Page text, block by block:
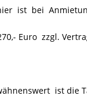
ist bei
Euro zzgl.
ist die